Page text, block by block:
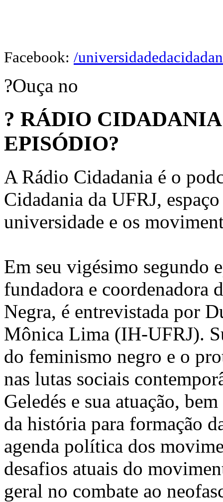
Facebook: /
?Ouça no
? RÁDIO
EPISÓDIO?
A Rádio Cidadania é o
Cidadania da UFRJ,
universidade e os
Em seu vigésimo segundo
fundadora e coordenadora
Negra, é entrevistada por
Mônica Lima (IH-UFRJ).
do feminismo negro e o
nas lutas sociais
Geledés e sua atuação,
da história para formação
agenda política dos
desafios atuais do
geral no combate ao